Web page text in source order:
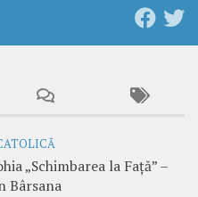
„Schimbarea la Față” –
Bârsana